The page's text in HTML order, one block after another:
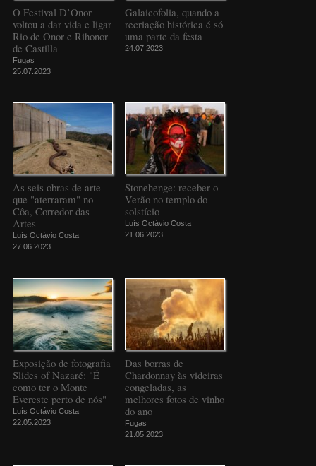
O Festival D’Onor
voltou a dar vida e ligar
Rio de Onor e Rihonor
de Castilla
Fugas
25.07.2023
Galaicofolia, quando a
recriação histórica é só
uma parte da festa
24.07.2023
As seis obras de arte
que "aterraram" no
Côa, Corredor das
Artes
Luís Octávio Costa
27.06.2023
Stonehenge: receber o
Verão no templo do
solstício
Luís Octávio Costa
21.06.2023
Exposição de fotografia
Slides of Nazaré: "É
como ter o Monte
Evereste perto de nós"
Luís Octávio Costa
22.05.2023
Das borras de
Chardonnay às videiras
congeladas, as
melhores fotos de vinho
do ano
Fugas
21.05.2023